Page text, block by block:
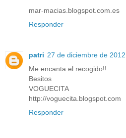
mar-macias.blogspot.com.es
Responder
patri 27 de diciembre de
Me encanta el recogido!!
Besitos
VOGUECITA
http://voguecita.blogspot.com
Responder